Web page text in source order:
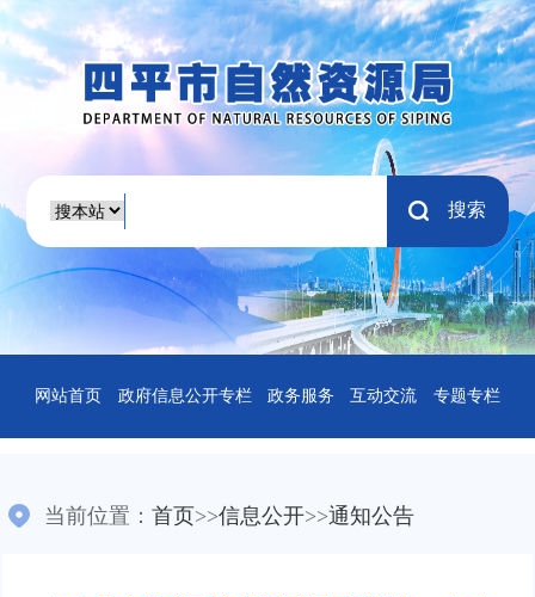
搜索
网站首页 政府信息公开专栏 政务服务 互动交流 专题专栏
当前位置：首页>>信息公开>>通知公告